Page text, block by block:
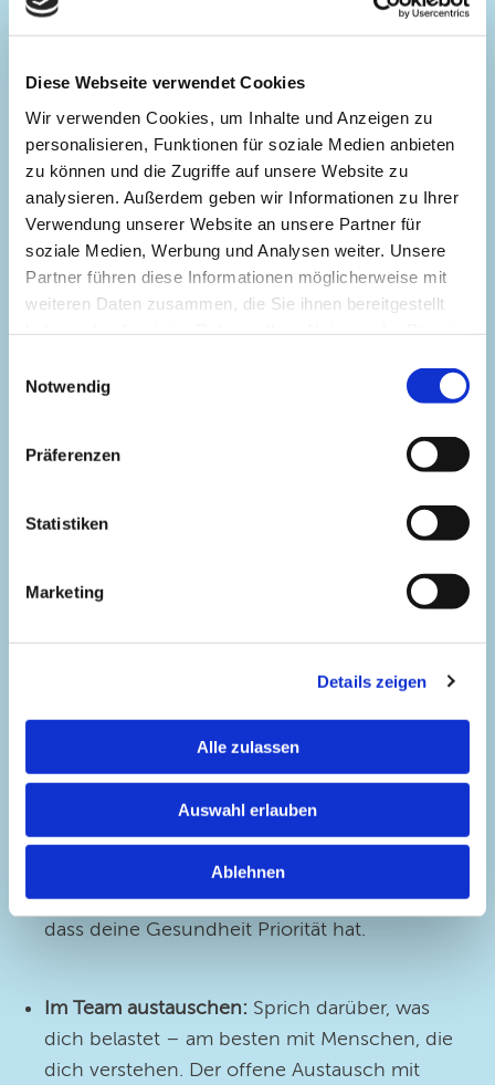
Diese Webseite verwendet Cookies
Wir verwenden Cookies, um Inhalte und Anzeigen zu
personalisieren, Funktionen für soziale Medien anbieten
zu können und die Zugriffe auf unsere Website zu
analysieren. Außerdem geben wir Informationen zu Ihrer
Verwendung unserer Website an unsere Partner für
soziale Medien, Werbung und Analysen weiter. Unsere
Partner führen diese Informationen möglicherweise mit
weiteren Daten zusammen, die Sie ihnen bereitgestellt
Notwendig
Präferenzen
Statistiken
Marketing
Details zeigen
Alle zulassen
Auswahl erlauben
Ablehnen
verhindern, dass du komplett auf Reserve
läufst.
Atemtechniken nutzen: Lerne einfache
Atemübungen, die du zwischendurch
einschieben kannst, wenn alles zu viel wird.
Einige tiefe, bewusste Atemzüge können
Minuten mit konzentriertem Atmen – diese
Anspannung aus. Alternativ hilft manchen eine
Muskelentspannung, um im Chaos für einen
mal Nein zu sagen, und achte deine
persönlichen Grenzen. Du musst nicht jede
dir einen Orden dafür, die x-te Schicht in Folge
durchzuhalten. Es ist kein Zeichen von
Schwäche, auf dich selbst aufzupassen. Indem
du klare Grenzen ziehst und kommunizierst,
schützt du dich vor dauerhafter Überlastung.
Zugleich machst du deinem Umfeld bewusst,
dass deine Gesundheit Priorität hat.
Im Team austauschen: Sprich darüber, was
dich belastet – am besten mit Menschen, die
dich verstehen. Der offene Austausch mit